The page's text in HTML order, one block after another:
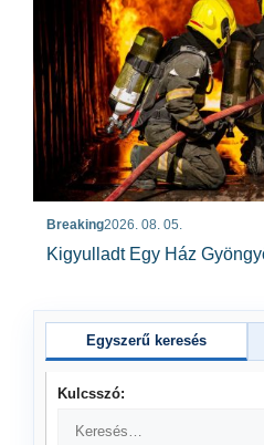
Breaking2026. 08. 05.
Kigyulladt Egy Ház
Egyszerű keresés
Kulcsszó: